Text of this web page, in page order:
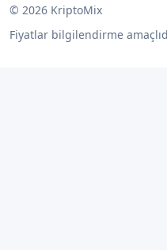
© 2026 KriptoMix
Fiyatlar bilgilendirme